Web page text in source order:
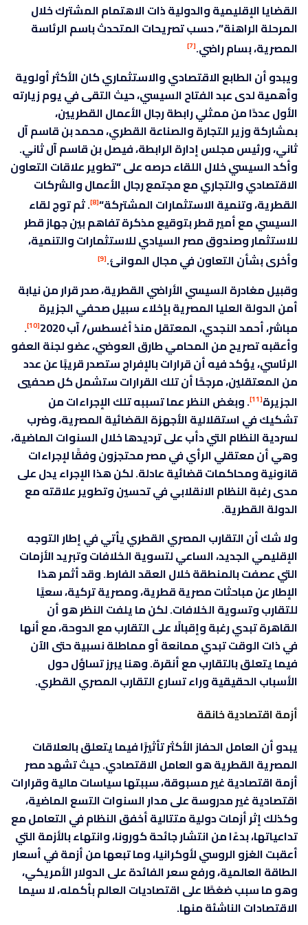
القضايا الإقليمية والدولية ذات الاهتمام المشترك خلال
المرحلة الراهنة”، حسب تصريحات المتحدث باسم الرئاسة
المصرية، بسام راضي.[7]
ويبدو أن الطابع الاقتصادي والاستثماري كان الأكثر أولوية
وأهمية لدى عبد الفتاح السيسي، حيث التقى في يوم زيارته
الأول عددًا من ممثلي رابطة رجال الأعمال القطريين،
بمشاركة وزير التجارة والصناعة القطري، محمد بن قاسم آل
ثاني، ورئيس مجلس إدارة الرابطة، فيصل بن قاسم آل ثاني.
وأكد السيسي خلال اللقاء حرصه على “تطوير علاقات التعاون
الاقتصادي والتجاري مع مجتمع رجال الأعمال والشركات
القطرية، وتنمية الاستثمارات المشتركة“[8] . ثم توج لقاء
السيسي مع أمير قطر بتوقيع مذكرة تفاهم بين جهاز قطر
للاستثمار وصندوق مصر السيادي للاستثمارات والتنمية،
وأخرى بشأن التعاون في مجال الموانئ.[9]
وقبيل مغادرة السيسي الأراضي القطرية، صدر قرار من نيابة
أمن الدولة العليا المصرية بإخلاء سبيل صحفي الجزيرة
مباشر، أحمد النجدي، المعتقل منذ أغسطس/ آب 2020
[10]
.
وأعقبه تصريح من المحامي طارق العوضي، عضو لجنة العفو
الرئاسي، يؤكد فيه أن قرارات بالإفراج ستصدر قريبًا عن عدد
من المعتقلين، مرجحًا أن تلك القرارات ستشمل كل صحفيي
الجزيرة[11]
. وبغض النظر عما تسببه تلك الإجراءات من
تشكيك في استقلالية الأجهزة القضائية المصرية، وضرب
لسردية النظام التي دأب على ترديدها خلال السنوات الماضية،
وهي أن معتقلي الرأي في مصر محتجزون وفقًا لإجراءات
قانونية ومحاكمات قضائية عادلة. لكن هذا الإجراء يدل على
مدى رغبة النظام الانقلابي في تحسين وتطوير علاقته مع
الدولة القطرية.
ولا شك أن التقارب المصري القطري يأتي في إطار التوجه
الإقليمي الجديد، الساعي لتسوية الخلافات وتبريد الأزمات
التي عصفت بالمنطقة خلال العقد الفارط. وقد أثمر هذا
الإطار عن مباحثات مصرية قطرية، ومصرية تركية، سعيًا
للتقارب وتسوية الخلافات. لكن ما يلفت النظر هو أن
القاهرة تبدي رغبة وإقبالًا على التقارب مع الدوحة، مع أنها
في ذات الوقت تبدي ممانعة أو مماطلة نسبية حتى الآن
فيما يتعلق بالتقارب مع أنقرة. وهنا يبرز تساؤل حول
الأسباب الحقيقية وراء تسارع التقارب المصري القطري.
أزمة اقتصادية خانقة
يبدو أن العامل الحفاز الأكثر تأثيرًا فيما يتعلق بالعلاقات
المصرية القطرية هو العامل الاقتصادي. حيث تشهد مصر
أزمة اقتصادية غير مسبوقة، سببتها سياسات مالية وقرارات
اقتصادية غير مدروسة على مدار السنوات التسع الماضية،
وكذلك إثر أزمات دولية متتالية أخفق النظام في التعامل مع
تداعياتها، بدءًا من انتشار جائحة كورونا، وانتهاء بالأزمة التي
أعقبت الغزو الروسي لأوكرانيا، وما تبعها من أزمة في أسعار
الطاقة العالمية، ورفع سعر الفائدة على الدولار الأمريكي،
وهو ما سبب ضغطًا على اقتصاديات العالم بأكمله، لا سيما
الاقتصادات الناشئة منها.